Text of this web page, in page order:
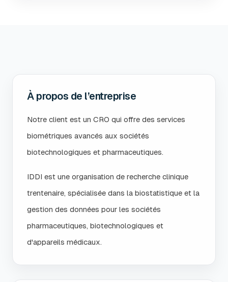
À propos de l’entreprise
Notre client est un CRO qui offre des services
biométriques avancés aux sociétés
biotechnologiques et pharmaceutiques.
IDDI est une organisation de recherche clinique
trentenaire, spécialisée dans la biostatistique et la
gestion des données pour les sociétés
pharmaceutiques, biotechnologiques et
d'appareils médicaux.